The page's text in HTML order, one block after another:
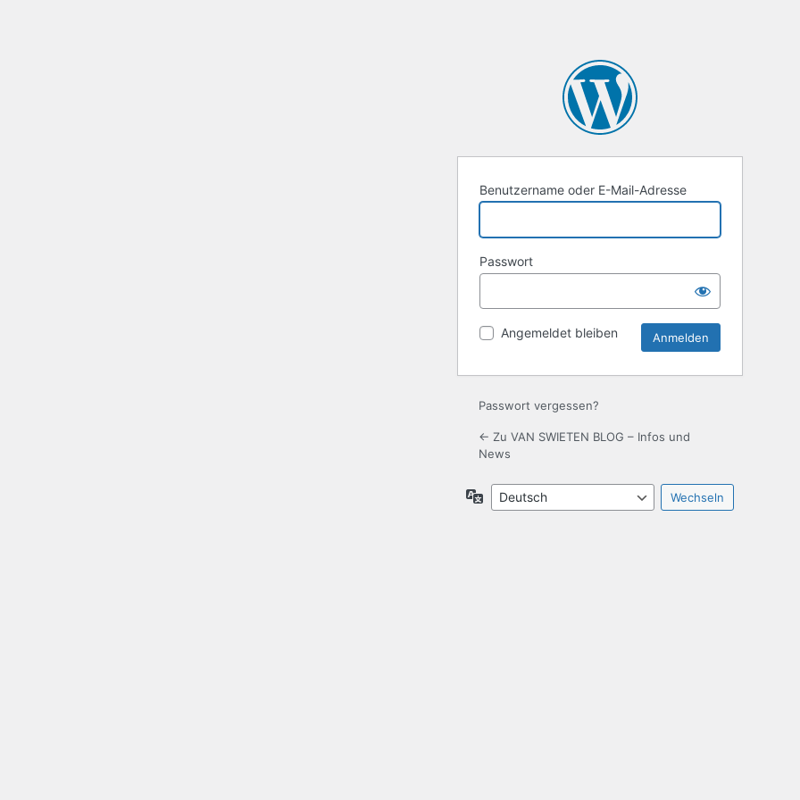
Benutzername oder E-Mail-Adresse
Passwort
Angemeldet bleiben
Passwort vergessen?
← Zu VAN SWIETEN BLOG – Infos und
News
Sprache